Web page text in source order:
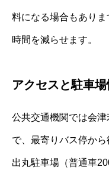
料になる場合もあり
時間を減らせます。
アクセスと駐車場
公共交通機関では会
で、最寄りバス停か
出丸駐車場（普通車